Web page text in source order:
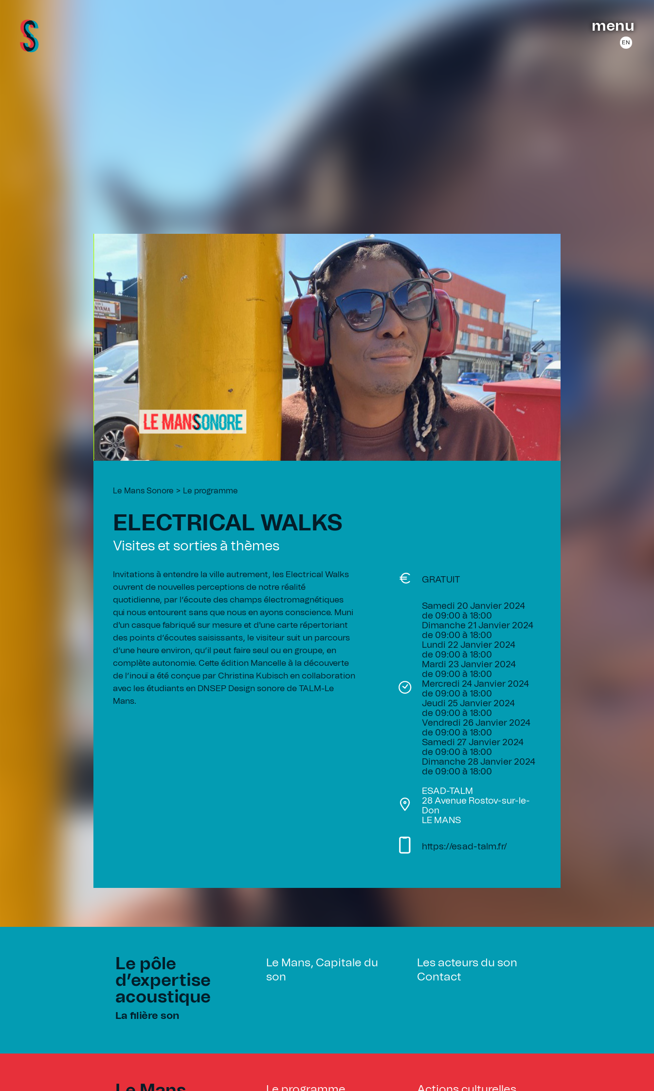
menu
EN
Le Mans Sonore Le programme
ELECTRICAL WALKS
Visites et sorties à thèmes
Invitations à entendre la ville autrement, les Electrical Walks
ouvrent de nouvelles perceptions de notre réalité
quotidienne, par l’écoute des champs électromagnétiques
qui nous entourent sans que nous en ayons conscience. Muni
d'un casque fabriqué sur mesure et d'une carte répertoriant
des points d’écoutes saisissants, le visiteur suit un parcours
d’une heure environ, qu’il peut faire seul ou en groupe, en
complète autonomie. Cette édition Mancelle à la découverte
de l’inouï a été conçue par Christina Kubisch en collaboration
avec les étudiants en DNSEP Design sonore de TALM-Le
Mans.
GRATUIT
Samedi 20 Janvier 2024
de 09:00 à 18:00
Dimanche 21 Janvier 2024
de 09:00 à 18:00
Lundi 22 Janvier 2024
de 09:00 à 18:00
Mardi 23 Janvier 2024
de 09:00 à 18:00
Mercredi 24 Janvier 2024
de 09:00 à 18:00
Jeudi 25 Janvier 2024
de 09:00 à 18:00
Vendredi 26 Janvier 2024
de 09:00 à 18:00
Samedi 27 Janvier 2024
de 09:00 à 18:00
Dimanche 28 Janvier 2024
de 09:00 à 18:00
ESAD-TALM
28 Avenue Rostov-sur-le-
Don
LE MANS
https://esad-talm.fr/
Le pôle
d’expertise
acoustique
La filière son
Le Mans, Capitale du
son
Les acteurs du son
Contact